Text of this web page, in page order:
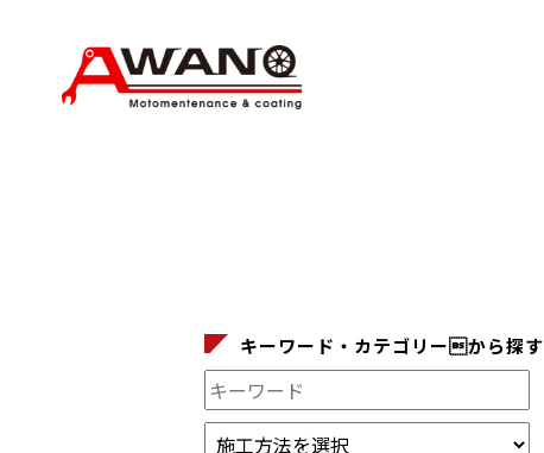
キーワード・カテゴリーから探す